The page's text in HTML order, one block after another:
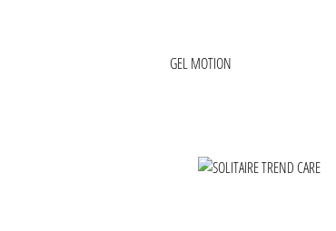
GEL MOTION